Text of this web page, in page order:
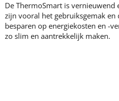
De ThermoSmart is
zijn vooral het gebruiksgemak
besparen op energiekosten en -
zo slim en aantrekkelijk maken.